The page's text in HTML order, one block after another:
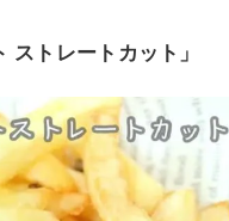
ストレートカット」